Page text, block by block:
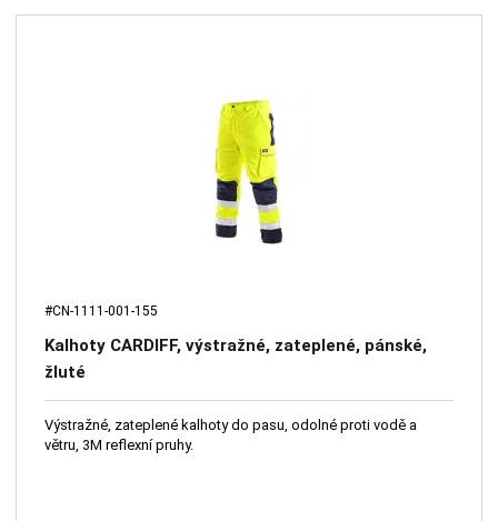
#CN-1111-001-155
Kalhoty CARDIFF, výstražné, zateplené, pánské,
žluté
Výstražné, zateplené kalhoty do pasu, odolné proti vodě a
větru, 3M reflexní pruhy.